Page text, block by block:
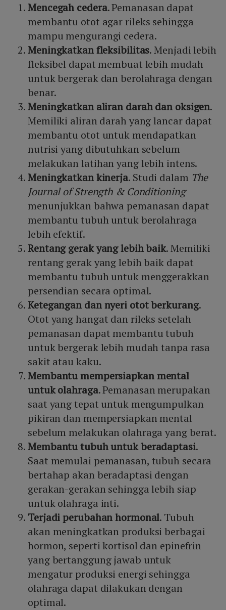
Mencegah cedera. Pemanasan dapat
membantu otot agar rileks sehingga
mampu mengurangi cedera.
Meningkatkan fleksibilitas. Menjadi lebih
fleksibel dapat membuat lebih mudah
untuk bergerak dan berolahraga dengan
benar.
Meningkatkan aliran darah dan oksigen.
Memiliki aliran darah yang lancar dapat
membantu otot untuk mendapatkan
nutrisi yang dibutuhkan sebelum
melakukan latihan yang lebih intens.
Meningkatkan kinerja. Studi dalam The
Journal of Strength & Conditioning
menunjukkan bahwa pemanasan dapat
membantu tubuh untuk berolahraga
lebih efektif.
Rentang gerak yang lebih baik. Memiliki
rentang gerak yang lebih baik dapat
membantu tubuh untuk menggerakkan
persendian secara optimal.
Ketegangan dan nyeri otot berkurang.
Otot yang hangat dan rileks setelah
pemanasan dapat membantu tubuh
untuk bergerak lebih mudah tanpa rasa
sakit atau kaku.
Membantu mempersiapkan mental
untuk olahraga. Pemanasan merupakan
saat yang tepat untuk mengumpulkan
pikiran dan mempersiapkan mental
sebelum melakukan olahraga yang berat.
Membantu tubuh untuk beradaptasi.
Saat memulai pemanasan, tubuh secara
bertahap akan beradaptasi dengan
gerakan-gerakan sehingga lebih siap
untuk olahraga inti.
Terjadi perubahan hormonal. Tubuh
akan meningkatkan produksi berbagai
hormon, seperti kortisol dan epinefrin
yang bertanggung jawab untuk
mengatur produksi energi sehingga
olahraga dapat dilakukan dengan
optimal.